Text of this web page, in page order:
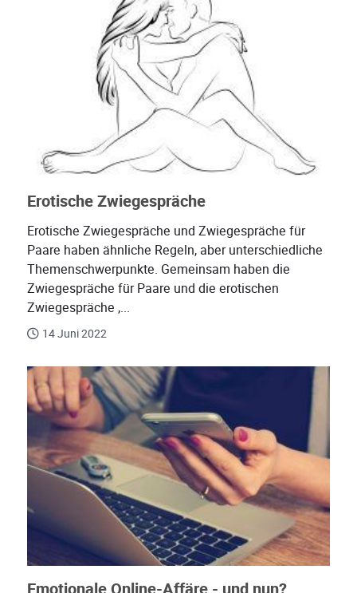
Erotische Zwiegespräche
Erotische Zwiegespräche und Zwiegespräche für
Paare haben ähnliche Regeln, aber unterschiedliche
Themenschwerpunkte. Gemeinsam haben die
Zwiegespräche für Paare und die erotischen
Zwiegespräche ,...
14 Juni 2022